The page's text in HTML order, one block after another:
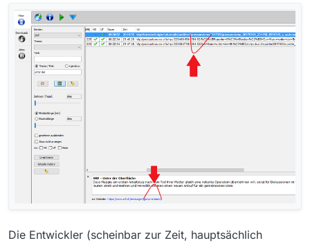
Die Entwickler (scheinbar zur Zeit, hauptsächlich